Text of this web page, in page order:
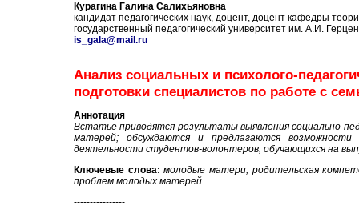
Курагина Галина Салихьяновна
кандидат педагогических наук, доцент, доцент кафедры
государственный педагогический университет им. А.И.
is_gala@mail.ru
Анализ социальных и психолого-
подготовки специалистов по работе с
Аннотация
Встатье приводятся результаты выявления социально-
матерей; обсуждаются и предлагаются
деятельности студентов-волонтеров, обучающихся на
Ключевые слова: молодые матери, родительская
проблем молодых матерей.
----------------